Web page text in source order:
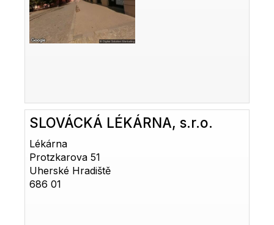
SLOVÁCKÁ LÉKÁRNA, s.r.o.
Lékárna
Protzkarova 51
Uherské Hradiště
686 01